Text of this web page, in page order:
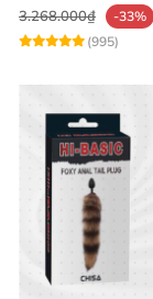
3.268.000₫
-33%
(995)